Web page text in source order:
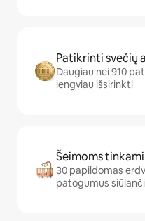
Patikrinti svečių
Daugiau nei 910
lengviau išsirinkti
Šeimoms
30 papildomas
patogumus